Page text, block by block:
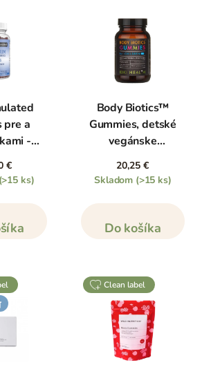
pre a
-
€
(>15 ks)
Body Biotics™
Gummies, detské
vegánske
probiotiká, 60
žuvacích tabliet
20,25 €
Skladom (>15 ks)
Do košíka
clean label